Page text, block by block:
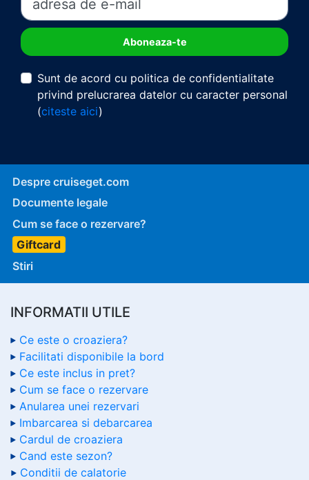
Sunt de acord cu politica de confidentialitate
privind prelucrarea datelor cu caracter personal
(citeste aici)
Despre cruiseget.com
Documente legale
Cum se face o rezervare?
Giftcard
Stiri
INFORMATII UTILE
Ce este o croaziera?
Facilitati disponibile la bord
Ce este inclus in pret?
Cum se face o rezervare
Anularea unei rezervari
Imbarcarea si debarcarea
Cardul de croaziera
Cand este sezon?
Conditii de calatorie